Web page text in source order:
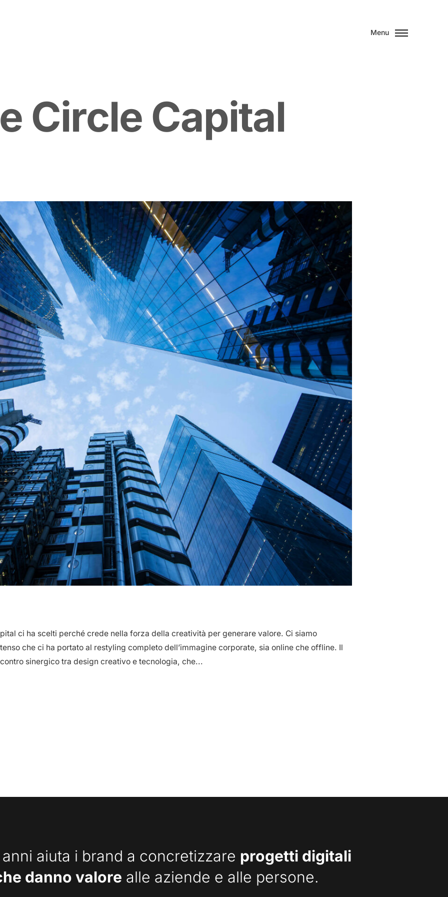
Menu
Circle Capital
ci ha scelti perché crede nella forza della creatività per generare valore. Ci siamo
che ci ha portato al restyling completo dell’immagine corporate, sia online che offline. Il
sinergico tra design creativo e tecnologia, che...
aiuta i brand a concretizzare progetti digitali
danno valore alle aziende e alle persone.